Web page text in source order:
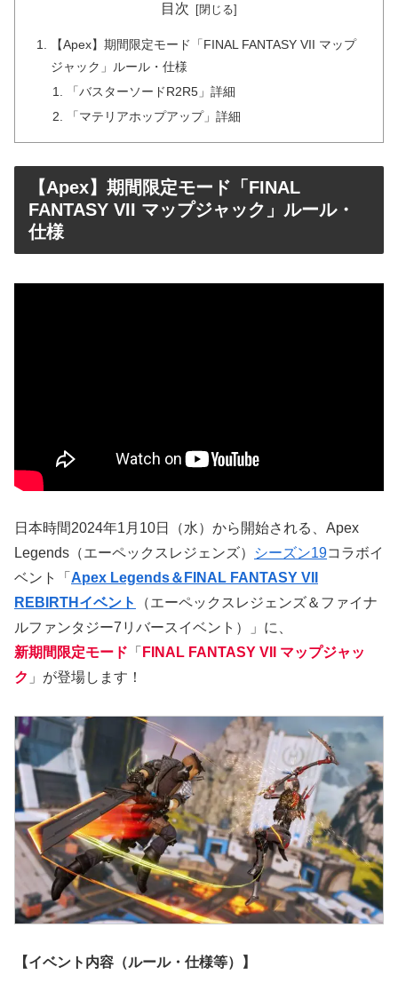
目次
【Apex】期間限定モード「FINAL FANTASY VII マップ
ジャック」ルール・仕様
「バスターソードR2R5」詳細
「マテリアホップアップ」詳細
【Apex】期間限定モード「FINAL
FANTASY VII マップジャック」ルール・
仕様
日本時間2024年1月10日（水）から開始される、Apex
Legends（エーペックスレジェンズ）
シーズン19コラボイ
ベント「 Apex Legends＆FINAL FANTASY VII
REBIRTHイベント
（エーペックスレジェンズ＆ファイナ
ルファンタジー7リバースイベント）」に、
新期間限定モード 「 FINAL FANTASY VII マップジャッ
ク 」が登場します！
【イベント内容（ルール・仕様等）】